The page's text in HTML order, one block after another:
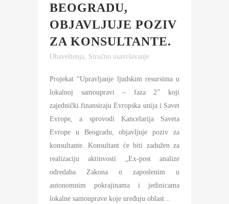
BEOGRADU,
OBJAVLJUJE POZIV
ZA KONSULTANTE.
Obaveštenja Stručno usavršavanje
Projekat “Upravljanje ljudskim resursima u
lokalnoj samoupravi – faza 2” koji
zajednički finansiraju Evropska unija i Savet
Evrope, a sprovodi Kancelarija Saveta
Evrope u Beogradu, objavljuje poziv za
konsultante. Konsultant će biti zadužen za
realizaciju aktinvosti „Ex-post analize
odredaba Zakona o zaposlenim u
autonomnim pokrajinama i jedinicama
lokalne samouprave koje uređuju oblast...